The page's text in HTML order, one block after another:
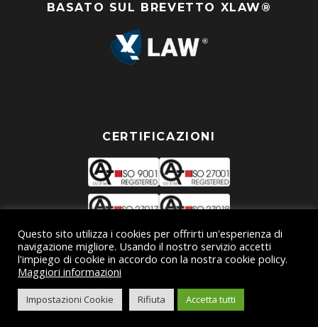
BASATO SUL BREVETTO XLAW®
CERTIFICAZIONI
Copyright ©XSERVIZI srl 2026 - VAT 07092471213 - REA
Questo sito utilizza i cookies per offrirti un'esperienza di
navigazione migliore. Usando il nostro servizio accetti
l'impiego di cookie in accordo con la nostra cookie policy.
Maggiori informazioni
Impostazioni Cookie Rifiuta Accetta tutti